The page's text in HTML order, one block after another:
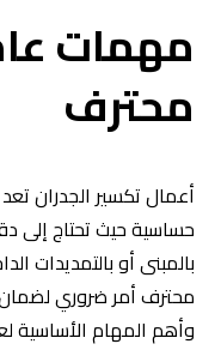
مهمات
محترف
أعمال تكسير الجدران
حساسية حيث تحتاج إلى
بالمبنى أو بالتمديدات
محترف أمر ضروري
وأهم المهام الأساسية